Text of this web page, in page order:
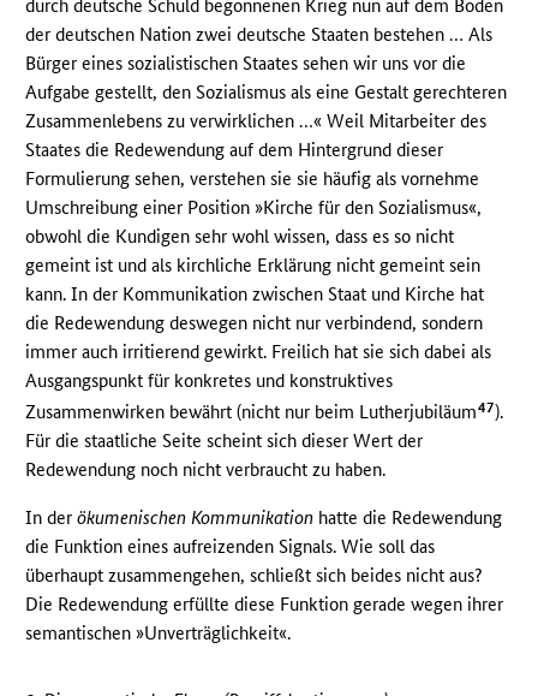
durch deutsche Schuld begonnenen Krieg nun auf dem Boden
der deutschen Nation zwei deutsche Staaten bestehen … Als
Bürger eines sozialistischen Staates sehen wir uns vor die
Aufgabe gestellt, den Sozialismus als eine Gestalt gerechteren
Zusammenlebens zu verwirklichen …« Weil Mitarbeiter des
Staates die Redewendung auf dem Hintergrund dieser
Formulierung sehen, verstehen sie sie häufig als vornehme
Umschreibung einer Position »Kirche für den Sozialismus«,
obwohl die Kundigen sehr wohl wissen, dass es so nicht
gemeint ist und als kirchliche Erklärung nicht gemeint sein
kann. In der Kommunikation zwischen Staat und Kirche hat
die Redewendung deswegen nicht nur verbindend, sondern
immer auch irritierend gewirkt. Freilich hat sie sich dabei als
Ausgangspunkt für konkretes und konstruktives
Zusammenwirken bewährt (nicht nur beim Lutherjubiläum47).
Für die staatliche Seite scheint sich dieser Wert der
Redewendung noch nicht verbraucht zu haben.
In derökumenischen Kommunikation hatte die Redewendung
die Funktion eines aufreizenden Signals. Wie soll das
überhaupt zusammengehen, schließt sich beides nicht aus?
Die Redewendung erfüllte diese Funktion gerade wegen ihrer
semantischen »Unverträglichkeit«.